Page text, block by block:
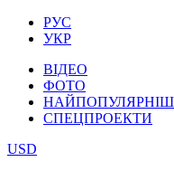
РУС
УКР
ВІДЕО
ФОТО
СПЕЦПРОЕКТИ
USD